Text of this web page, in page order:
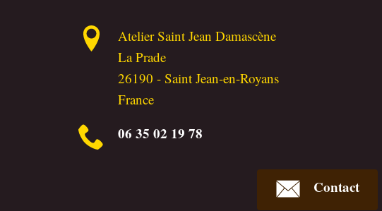
Atelier Saint Jean Damascène
La Prade
26190 -Saint Jean-en-Royans
France
06 35 02 19 78
Contact